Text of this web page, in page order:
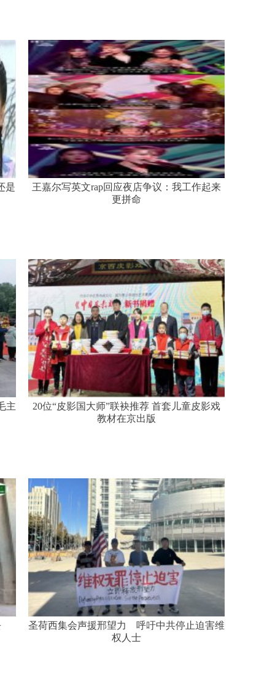
是
王嘉尔写英文rap回应夜店争议：我工作起来
更拼命
主
20位“皮影国大师”联袂推荐 首套儿童皮影戏
教材在京出版
圣荷西集会声援邢望力 呼吁中共停止迫害维
权人士